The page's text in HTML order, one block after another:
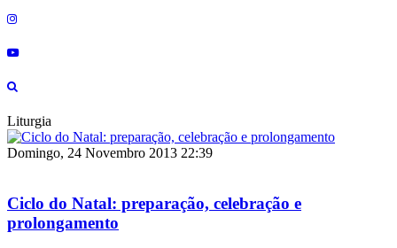
Liturgia
Domingo, 24 Novembro 2013 22:39
Ciclo do Natal: preparação, celebração e
prolongamento